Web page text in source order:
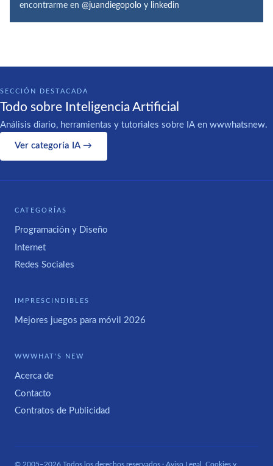
encontrarme en @juandiegopolo y linkedin
SECCIÓN DESTACADA
Todo sobre Inteligencia Artificial
Análisis diario, herramientas y tutoriales sobre IA en wwwhatsnew.
Ver categoría IA →
CATEGORÍAS
Programación y Diseño
Internet
Redes Sociales
IMPRESCINDIBLES
Mejores juegos para móvil 2026
WWWHAT'S NEW
Acerca de
Contacto
Contratos de Publicidad
© 2005–2026 Todos los derechos reservados · Aviso Legal, Cookies y